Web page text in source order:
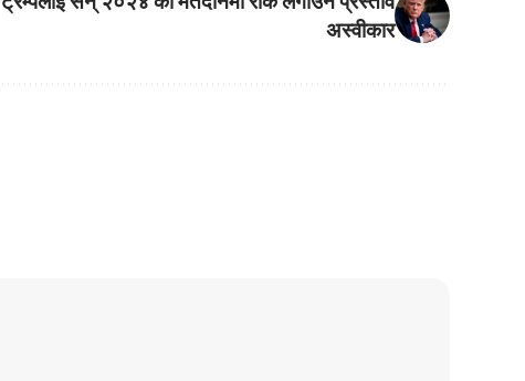
अस्वीकार